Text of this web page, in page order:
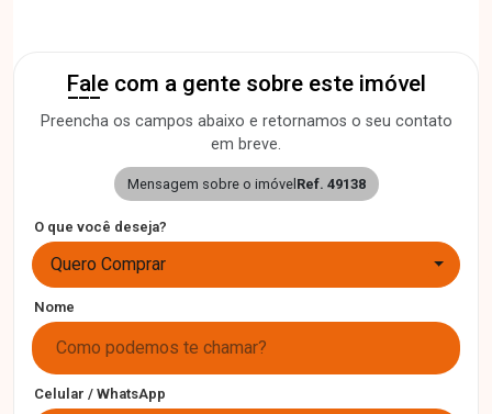
Fale com a gente sobre este imóvel
Preencha os campos abaixo e retornamos o seu contato
em breve.
Mensagem sobre o imóvel Ref. 49138
O que você deseja?
Quero Comprar
Nome
Celular / WhatsApp